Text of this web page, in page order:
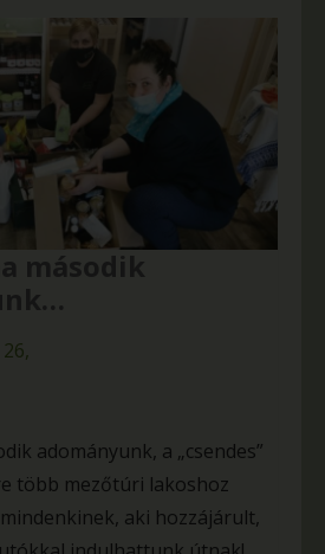
adományunk, a „csendes”
több mezőtúri lakoshoz
aki hozzájárult,